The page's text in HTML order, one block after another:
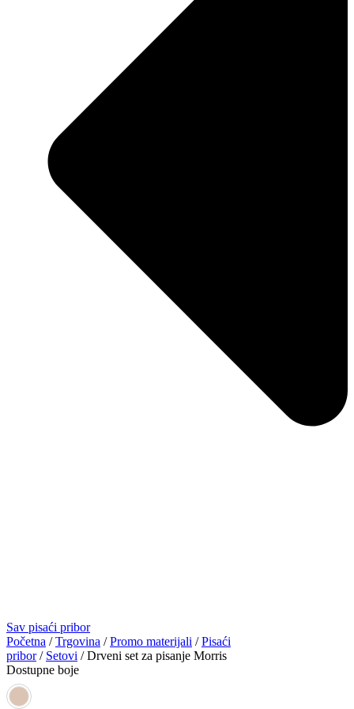
Sav pisaći pribor
Početna /Trgovina /Promo materijali /Pisaći
pribor/ Setovi / Drveni set za pisanje Morris
Dostupne boje